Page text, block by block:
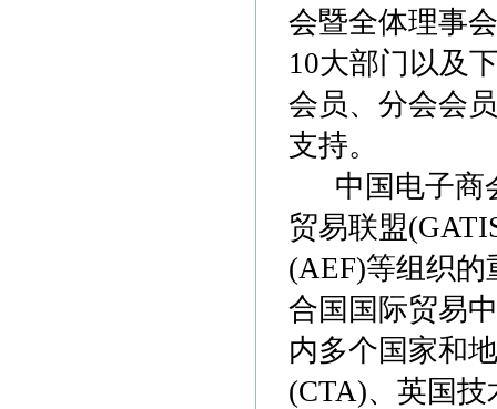
会暨全体理事
10大部门以及
会员、分会会
支持。
中国电子商
贸易联盟
(AEF)等组织
合国国际贸易
内多个国家和
(CTA)、英国技